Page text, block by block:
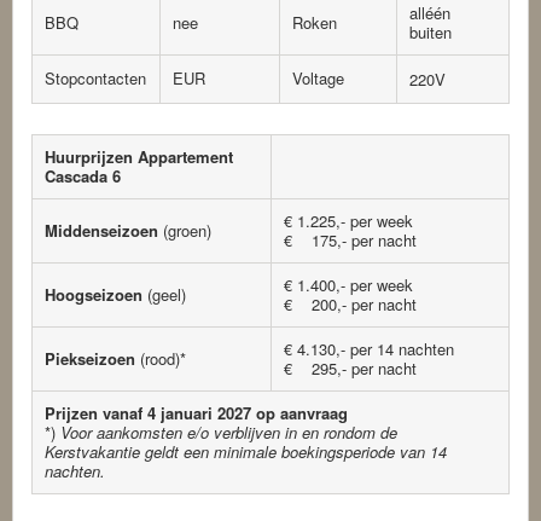
BBQ nee Roken
alléén
buiten
Stopcontacten
EUR Voltage 220V
Huurprijzen Appartement
Cascada 6
Middenseizoen (groen)
€ 1.225,- per week
€ 175,- per nacht
Hoogseizoen (geel)
€ 1.400,- per week
€ 200,- per nacht
Piekseizoen (rood)*
€ 4.130,- per 14 nachten
€ 295,- per nacht
Prijzen vanaf 4 januari 2027 op aanvraag
*) Voor aankomsten e/o verblijven in en rondom de
Kerstvakantie geldt een minimale boekingsperiode van 14
nachten.